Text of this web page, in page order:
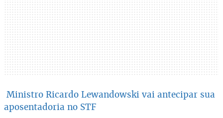
Ministro Ricardo Lewandowski vai antecipar sua
aposentadoria no STF